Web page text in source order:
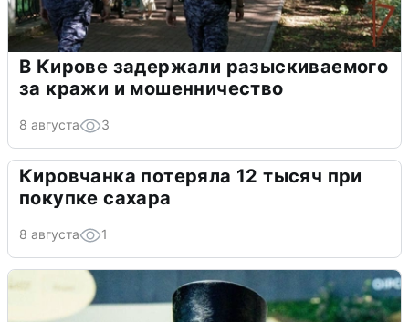
В Кирове задержали разыскиваемого
за кражи и мошенничество
8 августа 3
Кировчанка потеряла 12 тысяч при
покупке сахара
8 августа 1